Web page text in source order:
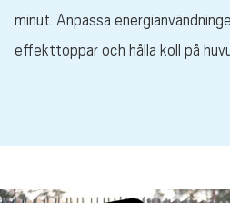
minut. Anpassa
effekttoppar och hålla koll på